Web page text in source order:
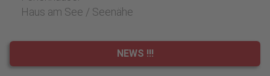
Haus am See / Seenähe
NEWS !!!